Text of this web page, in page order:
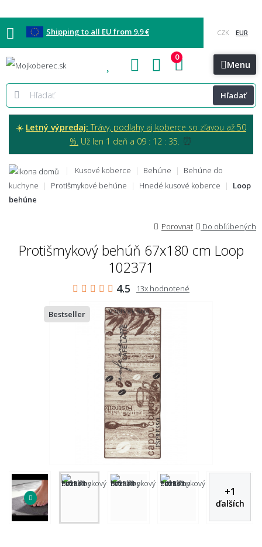
Shipping to all EU from 9.9 €
Blog Kontakt Menu
Hľadať
0
☀️ Letný výpredaj: Trávy, podlahy aj koberce so zľavou až 50
%. Už len 1 deň a 09 : 12 : 34. ⏰
Kusové koberce Behúne
Behúne do
kuchyne
Protišmykové behúne Hnedé kusové koberce
Loop
behúne
Porovnat Do obľúbených
Protišmykový behúň 67x180 cm Loop
102371
4.5 13x hodnotené
Bestseller
+1
ďalších